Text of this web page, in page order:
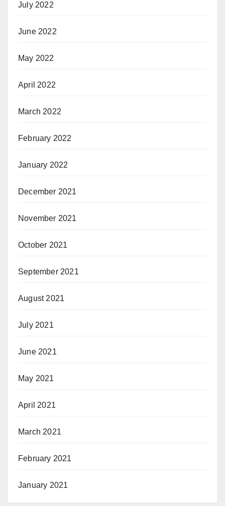
July 2022
June 2022
May 2022
April 2022
March 2022
February 2022
January 2022
December 2021
November 2021
October 2021
September 2021
August 2021
July 2021
June 2021
May 2021
April 2021
March 2021
February 2021
January 2021